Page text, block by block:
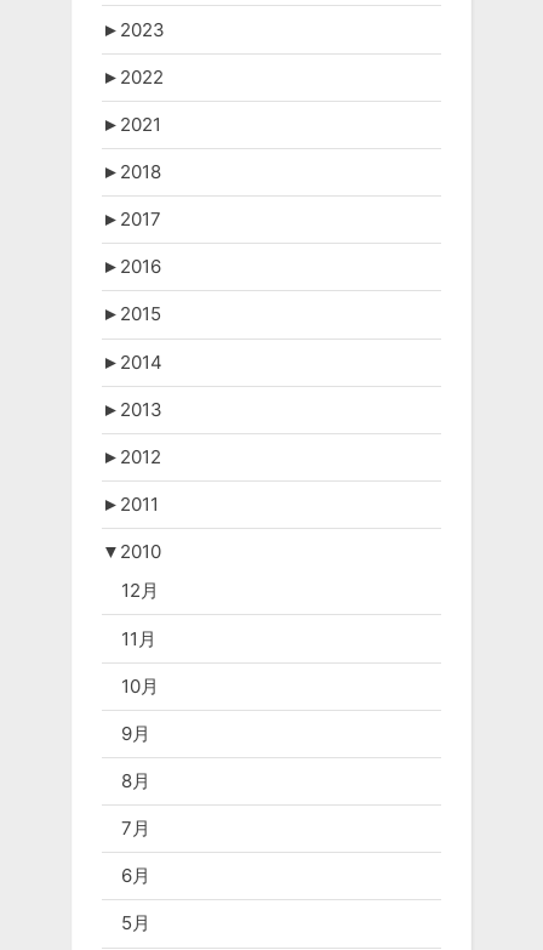
► 2023
► 2022
► 2021
► 2018
► 2017
► 2016
► 2015
► 2014
► 2013
► 2012
► 2011
▼ 2010
12月
11月
10月
9月
8月
7月
6月
5月